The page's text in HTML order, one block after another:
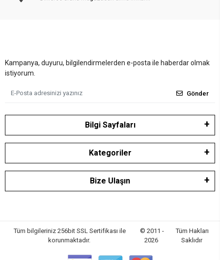
Kampanya, duyuru, bilgilendirmelerden e-posta ile haberdar olmak
istiyorum.
Gönder
Bilgi Sayfaları
Kategoriler
Bize Ulaşın
Tüm bilgileriniz 256bit SSL Sertifikası ile
korunmaktadır.
© 2011 -
2026
Tüm Hakları
Saklıdır